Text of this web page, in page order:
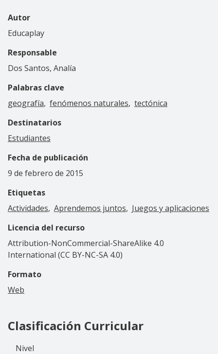
Autor
Educaplay
Responsable
Dos Santos, Analía
Palabras clave
geografía fenómenos naturales tectónica
Destinatarios
Estudiantes
Fecha de publicación
9 de febrero de 2015
Etiquetas
Actividades Aprendemos juntos
Juegos y aplicaciones
Licencia del recurso
Attribution-NonCommercial-ShareAlike 4.0
International (CC BY-NC-SA 4.0)
Formato
Web
Clasificación Curricular
Nivel